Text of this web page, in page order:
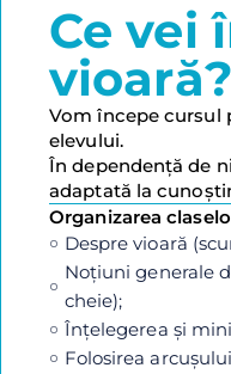
Ce vei
vioară?
Vom începe cursul
elevului.
În dependență de
adaptată la
Organizarea
Despre vioară
Noțiuni generale
cheie);
Înțelegerea și
Folosirea